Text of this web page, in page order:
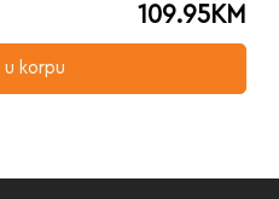
109.95KM
u korpu